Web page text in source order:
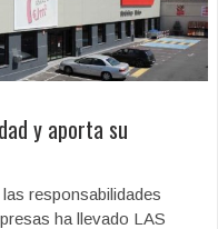
y aporta su
responsabilidades
ha llevado LAS